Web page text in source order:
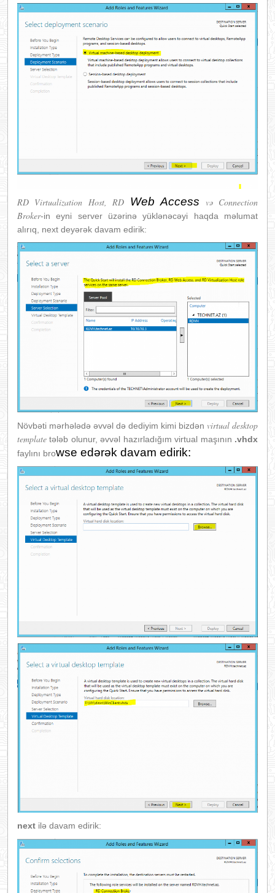
RD Virtualization Host, RD Web Access və Connection
Broker-in eyni server üzərinə yüklənəcəyi haqda məlumat
alırıq, next deyərək davam edirik:
Növbəti mərhələdə əvvəl də dediyim kimi bizdən virtual desktop
template tələb olunur, əvvəl hazırladığım virtual maşının .vhdx
faylını browse edərək davam edirik:
next ilə davam edirik: